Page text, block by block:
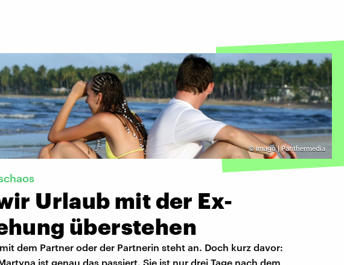
©Imago | Panthermedia
Urlaub mit der Ex-
überstehen
dem Partner oder der Partnerin steht an. Doch kurz davor:
ist genau das passiert. Sie ist nur drei Tage nach dem